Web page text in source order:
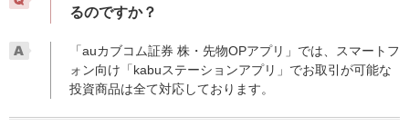
るのですか？
「auカブコム証券 株・先物OPアプリ」では、スマートフ
ォン向け「kabuステーションアプリ」でお取引が可能な
投資商品は全て対応しております。